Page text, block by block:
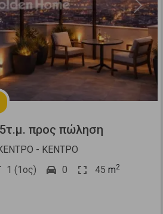
Next
προς πώληση
- ΚΕΝΤΡΟ
1 (1ος) 0 45 m2